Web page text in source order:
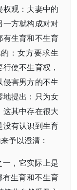
观：夫妻中的
方就构成对对
生育和不生育
：女方要求生
使不生育权，
害男方的不生
提出：只为女
其中存在很大
没有认识到生育
予以澄清：
，它实际上是
有生育和不生育